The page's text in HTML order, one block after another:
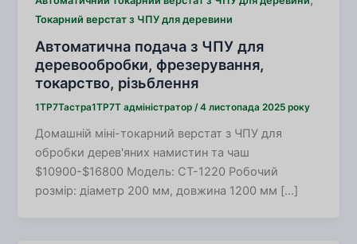
Токарний верстат з ЧПУ для деревини
Автоматична подача з ЧПУ для
деревообробки, фрезерування,
токарство, різьблення
1TP7Тастра1TP7Т адміністратор/4 листопада 2025 року
Домашній міні-токарний верстат з ЧПУ для
обробки дерев'яних намистин та чаш
$10900-$16800 Модель: CT-1220 Робочий
розмір: діаметр 200 мм, довжина 1200 мм […]